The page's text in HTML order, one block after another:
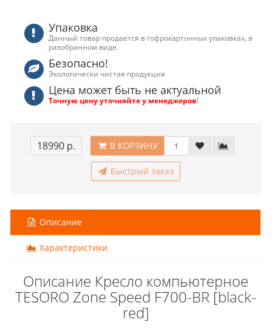
Упаковка
Данный товар продается в гофрокартонных упаковках, в
разобранном виде.
Безопасно!
Экологически чистая продукция
Цена может быть не актуальной
Точную цену уточняйте у менеджеров!
18990 р. В КОРЗИНУ
Быстрый заказ
Описание
Характеристики
Описание Кресло компьютерное
TESORO Zone Speed F700-BR [black-
red]